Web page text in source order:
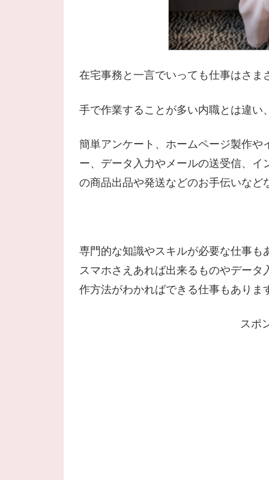
在宅事務と一言でいっても仕事はさま
手で作業することが多い内職とは違
簡単アンケート、ホームページ製作
ー、データ入力やメールの送受信、
の商品出品や発送などのお手伝いなど
専門的な知識やスキルが必要な仕事
スマホさえあれば出来るものやデー
作方法がわかればできる仕事もありま
スポ